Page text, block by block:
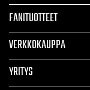
FANITUOTTEET
VERKKOKAUPPA
YRITYS